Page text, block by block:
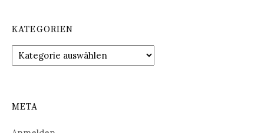
KATEGORIEN
Kategorien
META